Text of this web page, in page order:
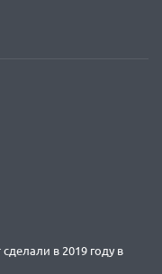
в 2019 году в